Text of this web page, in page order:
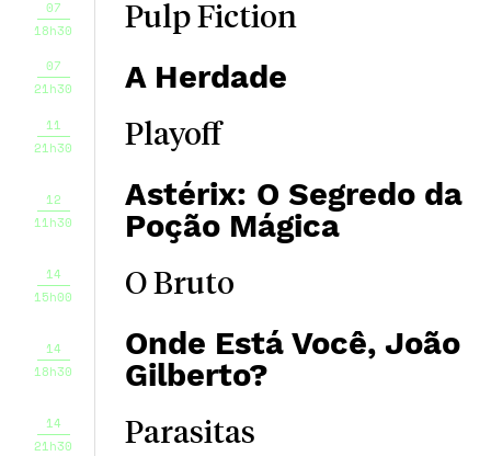
07
18h30
Pulp Fiction
07
21h30
A Herdade
11
21h30
Playoff
12
11h30
Astérix: O Segredo da
Poção Mágica
14
15h00
O Bruto
14
18h30
Onde Está Você, João
Gilberto?
14
21h30
Parasitas